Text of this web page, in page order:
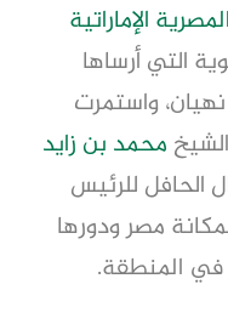
الإماراتية
التي أرساها
واستمرت
محمد بن زايد
الحافل للرئيس
مصر ودورها
في المنطقة.